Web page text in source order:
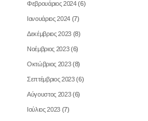
Φεβρουάριος 2024(6)
Ιανουάριος 2024 (7)
Δεκέμβριος 2023 (8)
Νοέμβριος 2023(6)
Οκτώβριος 2023(8)
Σεπτέμβριος 2023(6)
Αύγουστος 2023(6)
Ιούλιος 2023 (7)